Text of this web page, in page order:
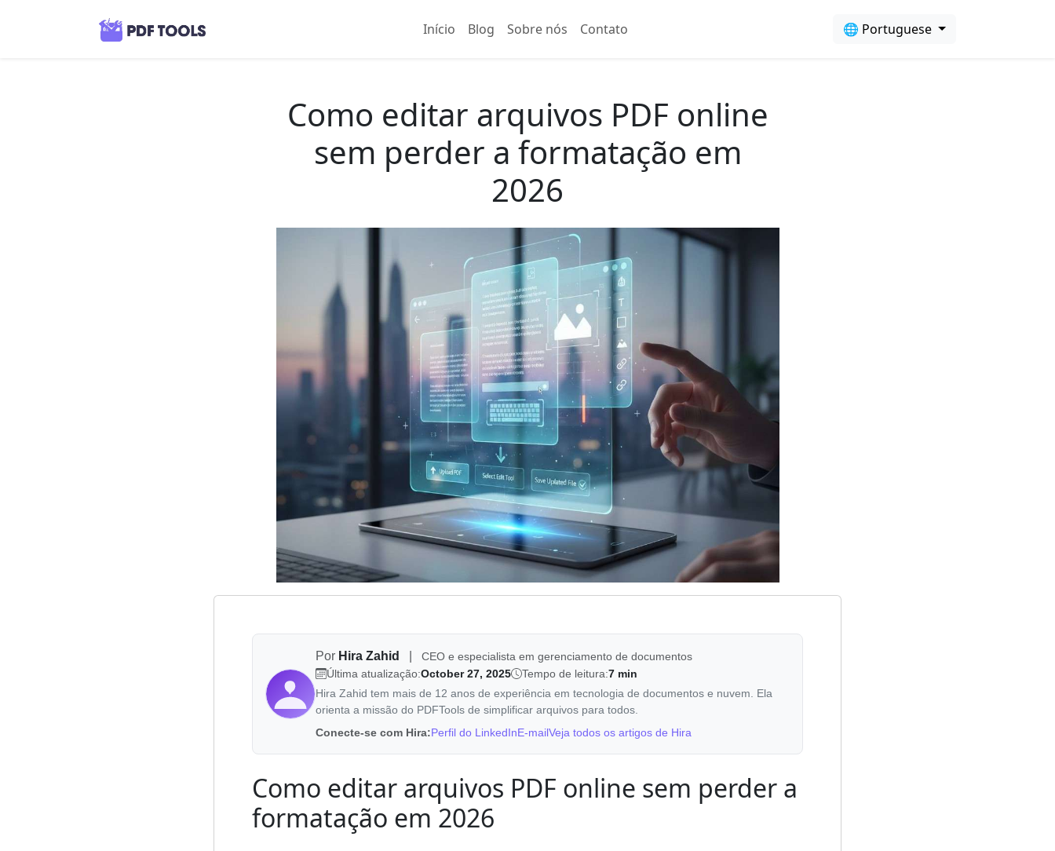
Início Blog Sobre nós Contato 🌐 Portuguese
Como editar arquivos PDF online
sem perder a formatação em
2026
Por Hira Zahid
CEO e especialista em gerenciamento de documentos
Última atualização:October 27, 2025 Tempo de leitura:7 min
Hira Zahid tem mais de 12 anos de experiência em tecnologia de documentos e nuvem. Ela
orienta a missão do PDFTools de simplificar arquivos para todos.
Conecte-se com Hira:Perfil do LinkedInE-mailVeja todos os artigos de Hira
Como editar arquivos PDF online sem perder a
formatação em 2026